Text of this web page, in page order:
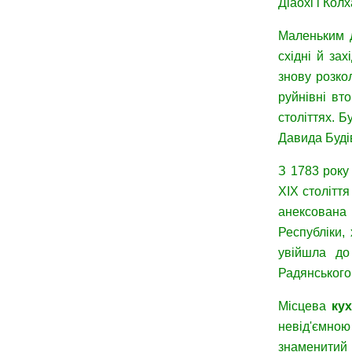
Маленьким
східні й
знову
руйнівні
століттях.
Давида
З 1783 року
XIX
увійшла
Місцева